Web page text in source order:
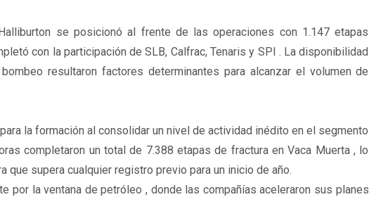
se posicionó al frente de las operaciones con 1.147 etapas
con la participación de SLB, Calfrac, Tenaris y SPI . La disponibilidad
resultaron factores determinantes para alcanzar el volumen de
la formación al consolidar un nivel de actividad inédito en el segmento
completaron un total de 7.388 etapas de fractura en Vaca Muerta , lo
que supera cualquier registro previo para un inicio de año.
por la ventana de petróleo , donde las compañías aceleraron sus planes